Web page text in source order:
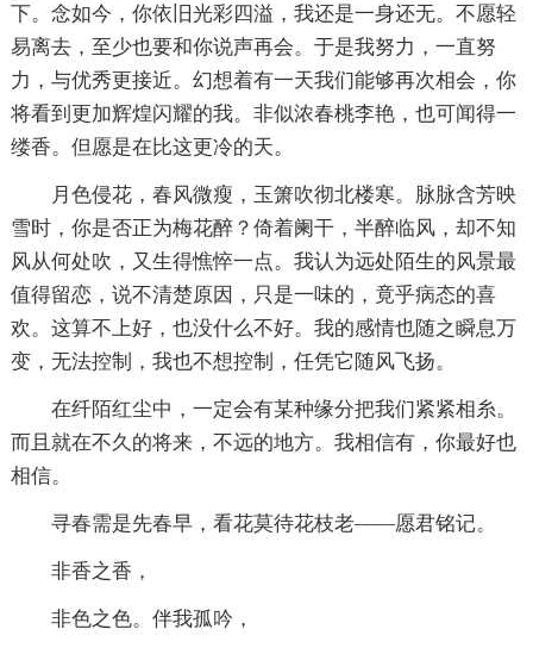
下。念如今，你依旧光彩四溢，我还是一身还无。不愿轻
易离去，至少也要和你说声再会。于是我努力，一直努
力，与优秀更接近。幻想着有一天我们能够再次相会，你
将看到更加辉煌闪耀的我。非似浓春桃李艳，也可闻得一
缕香。但愿是在比这更冷的天。
月色侵花，春风微瘦，玉箫吹彻北楼寒。脉脉含芳映
雪时，你是否正为梅花醉？倚着阑干，半醉临风，却不知
风从何处吹，又生得憔悴一点。我认为远处陌生的风景最
值得留恋，说不清楚原因，只是一味的，竟乎病态的喜
欢。这算不上好，也没什么不好。我的感情也随之瞬息万
变，无法控制，我也不想控制，任凭它随风飞扬。
在纤陌红尘中，一定会有某种缘分把我们紧紧相糸。
而且就在不久的将来，不远的地方。我相信有，你最好也
相信。
寻春需是先春早，看花莫待花枝老——愿君铭记。
非香之香，
非色之色。伴我孤吟，